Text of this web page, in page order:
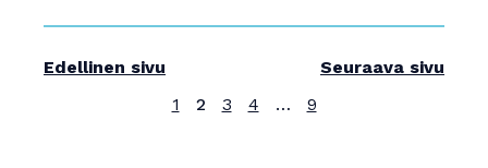
Edellinen sivu
Seuraava sivu
1
2 3 4 … 9